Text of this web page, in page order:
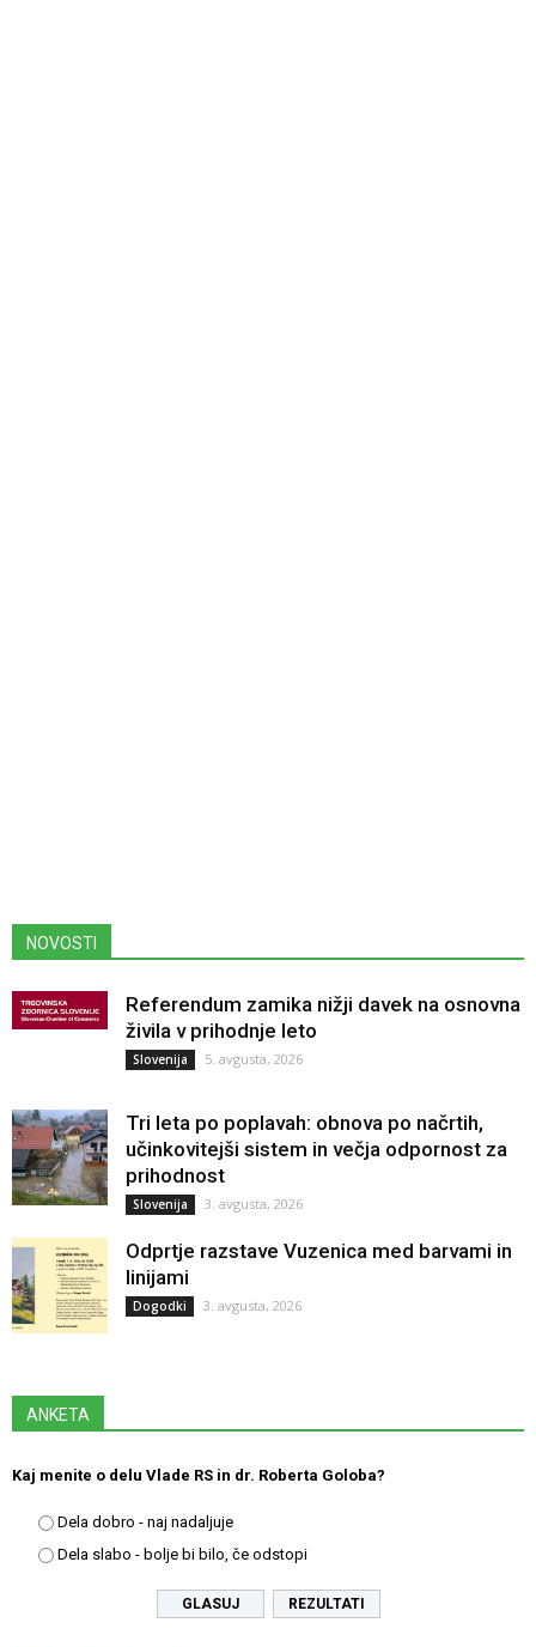
NOVOSTI
Referendum zamika nižji davek na osnovna
živila v prihodnje leto
Slovenija 5. avgusta, 2026
Tri leta po poplavah: obnova po načrtih,
učinkovitejši sistem in večja odpornost za
prihodnost
Slovenija 3. avgusta, 2026
Odprtje razstave Vuzenica med barvami in
linijami
Dogodki 3. avgusta, 2026
ANKETA
Kaj menite o delu Vlade RS in dr. Roberta Goloba?
Dela dobro - naj nadaljuje
Dela slabo - bolje bi bilo, če odstopi
REZULTATI